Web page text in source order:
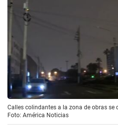
Calles colindantes a la zona de obras
Foto: América Noticias